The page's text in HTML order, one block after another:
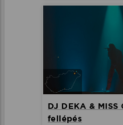
DJ DEKA & MISS
fellépés